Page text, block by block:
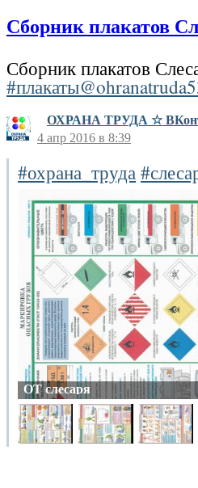
Сборник плакатов
Сборник плакатов
ОХРАНА ТРУДА ☆
4 апр 2016 в 8:39
#охрана_труда
ОТ слесаря